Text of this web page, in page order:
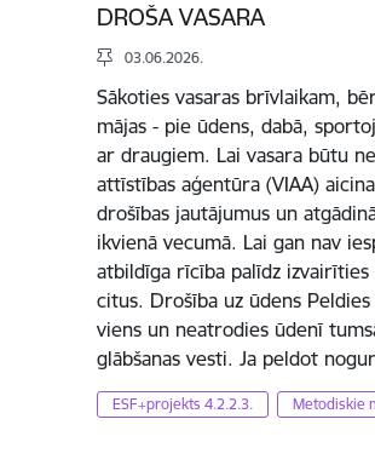
DROŠA VASARA
03.06.2026.
Sākoties vasaras brīvlaikam,
mājas - pie ūdens, dabā,
ar draugiem. Lai vasara būtu
attīstības aģentūra (VIAA)
drošības jautājumus un
ikvienā vecumā. Lai gan nav
atbildīga rīcība palīdz
citus. Drošība uz ūdens
viens un neatrodies ūdenī
glābšanas vesti. Ja peldot
ESF+projekts 4.2.2.3. Metodiskie